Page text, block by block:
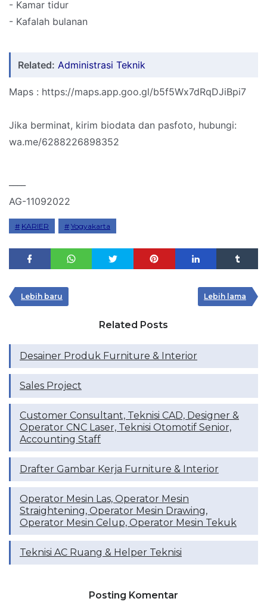
- Kamar tidur
- Kafalah bulanan
Related: Administrasi Teknik
Maps : https://maps.app.goo.gl/b5f5Wx7dRqDJiBpi7
Jika berminat, kirim biodata dan pasfoto, hubungi:
wa.me/6288226898352
AG-11092022
KARIER Yogyakarta
Lebih baru Lebih lama
Related Posts
Desainer Produk Furniture & Interior
Sales Project
Customer Consultant, Teknisi CAD, Designer &
Operator CNC Laser, Teknisi Otomotif Senior,
Accounting Staff
Drafter Gambar Kerja Furniture & Interior
Operator Mesin Las, Operator Mesin
Straightening, Operator Mesin Drawing,
Operator Mesin Celup, Operator Mesin Tekuk
Teknisi AC Ruang & Helper Teknisi
Posting Komentar